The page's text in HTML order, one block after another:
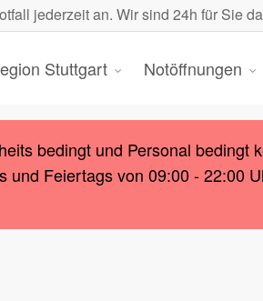
jederzeit an. Wir sind 24h für Sie
Stuttgart Notöffnungen
bedingt und Personal bedingt
Feiertags von 09:00 - 22:00